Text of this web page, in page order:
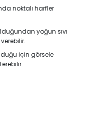
noktalı harfler
yoğun sıvı
için görsele